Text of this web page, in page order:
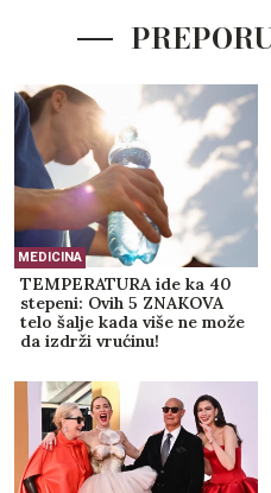
UŽIVALA NA
plažu sa
kako je